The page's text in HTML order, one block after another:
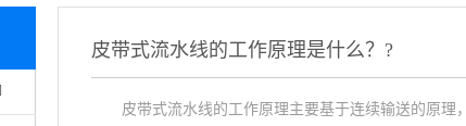
皮带式流水线的工作原理是什么？?
皮带式流水线的工作原理主要基于连续输送的原理